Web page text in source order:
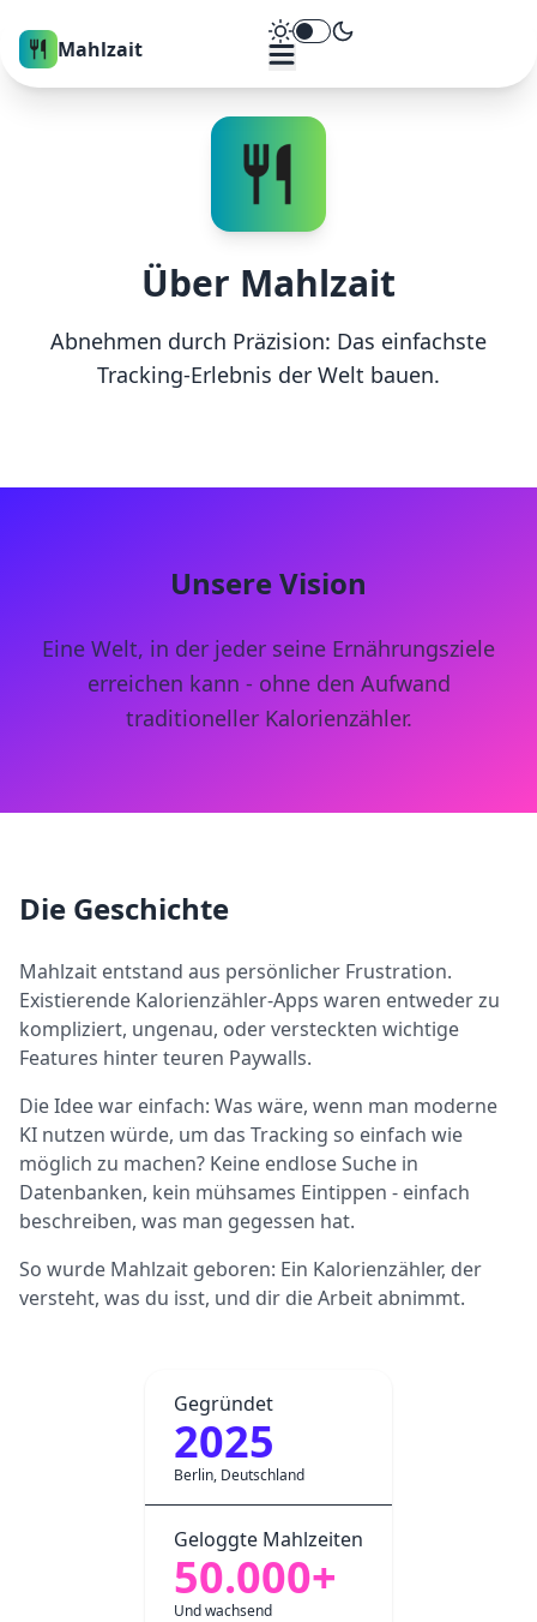
Mahlzait Theme umschalten
Über Mahlzait
Abnehmen durch Präzision: Das einfachste
Tracking-Erlebnis der Welt bauen.
Unsere Vision
Eine Welt, in der jeder seine Ernährungsziele
erreichen kann - ohne den Aufwand
traditioneller Kalorienzähler.
Die Geschichte
Mahlzait entstand aus persönlicher Frustration.
Existierende Kalorienzähler-Apps waren entweder zu
kompliziert, ungenau, oder versteckten wichtige
Features hinter teuren Paywalls.
Die Idee war einfach: Was wäre, wenn man moderne
KI nutzen würde, um das Tracking so einfach wie
möglich zu machen? Keine endlose Suche in
Datenbanken, kein mühsames Eintippen - einfach
beschreiben, was man gegessen hat.
So wurde Mahlzait geboren: Ein Kalorienzähler, der
versteht, was du isst, und dir die Arbeit abnimmt.
Gegründet
2025
Berlin, Deutschland
Geloggte Mahlzeiten
50.000+
Und wachsend